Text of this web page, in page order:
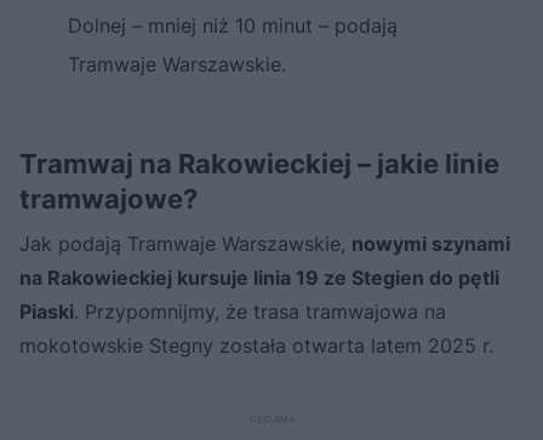
Dolnej – mniej niż 10 minut – podają
Tramwaje Warszawskie.
Tramwaj na Rakowieckiej – jakie linie
tramwajowe?
Jak podają Tramwaje Warszawskie, nowymi szynami
na Rakowieckiej kursuje linia 19 ze Stegien do pętli
Piaski. Przypomnijmy, że trasa tramwajowa na
mokotowskie Stegny została otwarta latem 2025 r.